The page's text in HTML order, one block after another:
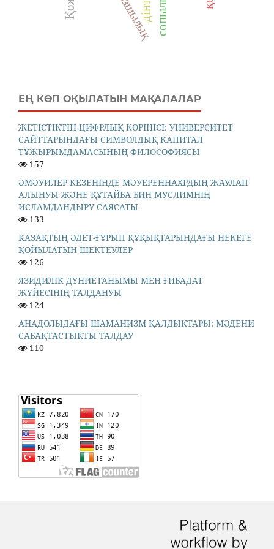
сопылық
азшылық
ЕҢ КӨП ОҚЫЛАТЫН МАҚАЛАЛАР
ЖЕТІСТІКТІҢ ЦИФРЛЫҚ КӨРІНІСІ: УНИВЕРСИТЕТ
САЙТТАРЫНДАҒЫ СИМВОЛДЫҚ КАПИТАЛ
ТҰЖЫРЫМДАМАСЫНЫҢ ФИЛОСОФИЯСЫ
157
ӘМӘУИЛЕР КЕЗЕҢІНДЕ МӘУЕРЕННАХРДЫҢ ЖАУЛАП
АЛЫНУЫ ЖӘНЕ ҚҰТАЙБА БИН МУСЛИМНІҢ
ИСЛАМДАНДЫРУ САЯСАТЫ
133
ҚАЗАҚТЫҢ ӘДЕТ-ҒҰРЫП ҚҰҚЫҚТАРЫНДАҒЫ НЕКЕГЕ
ҚОЙЫЛАТЫН ШЕКТЕУЛЕР
126
ЯЗИДИЛІК ДҮНИЕТАНЫМЫ МЕН ҒИБАДАТ
ЖҮЙЕСІНІҢ ТАЛДАНУЫ
124
АНАДОЛЫДАҒЫ ШАМАНИЗМ ҚАЛДЫҚТАРЫ: МӘДЕНИ
САБАҚТАСТЫҚТЫ ТАЛДАУ
110